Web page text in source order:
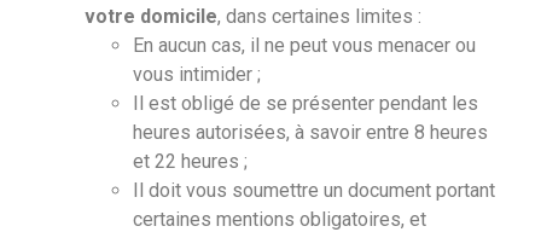
votre domicile, dans certaines limites :
En aucun cas, il ne peut vous menacer ou
vous intimider ;
Il est obligé de se présenter pendant les
heures autorisées, à savoir entre 8 heures
et 22 heures ;
Il doit vous soumettre un document portant
certaines mentions obligatoires, et